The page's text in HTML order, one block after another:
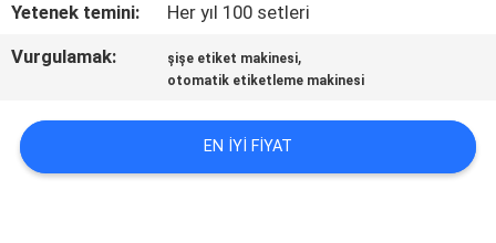
HABERLER
TEKLIF
ISTEĞI
Yetenek temini:
Her yıl 100 setleri
Vurgulamak:
şişe etiket makinesi,
otomatik etiketleme makinesi
EN IYI FIYAT